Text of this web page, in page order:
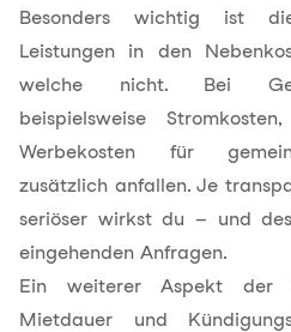
Besonders wichtig ist
Leistungen in den
welche nicht. Bei
beispielsweise
Werbekosten für
zusätzlich anfallen. Je
seriöser wirkst du – und
eingehenden Anfragen.
Ein weiterer Aspekt der
Mietdauer und